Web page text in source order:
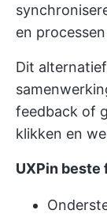
en
Dit
feedback of
klikken en
UXPin